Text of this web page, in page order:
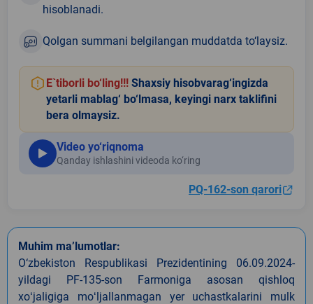
hisoblanadi.
Qolgan summani belgilangan muddatda to‘laysiz.
E`tiborli bo‘ling!!! Shaxsiy hisobvarag‘ingizda
yetarli mablag‘ bo‘lmasa, keyingi narx taklifini
bera olmaysiz.
Video yo‘riqnoma
Qanday ishlashini videoda ko‘ring
PQ-162-son qarori
Muhim ma’lumotlar:
O‘zbekiston Respublikasi Prezidentining 06.09.2024-
yildagi PF-135-son Farmoniga asosan qishloq
xoʻjaligiga moʻljallanmagan yer uchastkalarini mulk